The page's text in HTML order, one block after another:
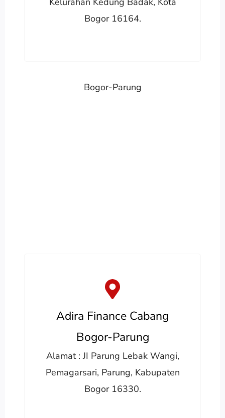
Bogor 16164.
Bogor-Parung
Adira Finance Cabang
Bogor-Parung
Alamat : JI Parung Lebak Wangi,
Pemagarsari, Parung, Kabupaten
Bogor 16330.